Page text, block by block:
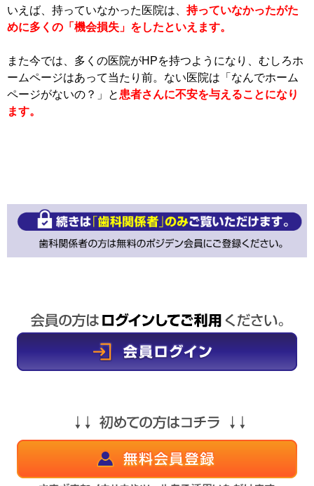
いえば、持っていなかった医院は、 持っていなかったがた
めに多くの「機会損失」をしたといえます。
また今では、多くの医院がHPを持つようになり、むしろホ
ームページはあって当たり前。ない医院は「なんでホーム
ページがないの？」と 患者さんに不安を与えることになり
ます。